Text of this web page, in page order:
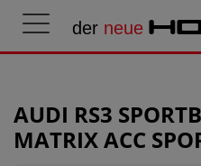
der neue
AUDI RS3
MATRIX ACC